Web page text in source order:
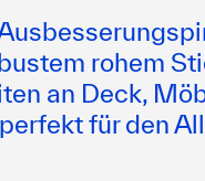
rohem
an Deck,
für den